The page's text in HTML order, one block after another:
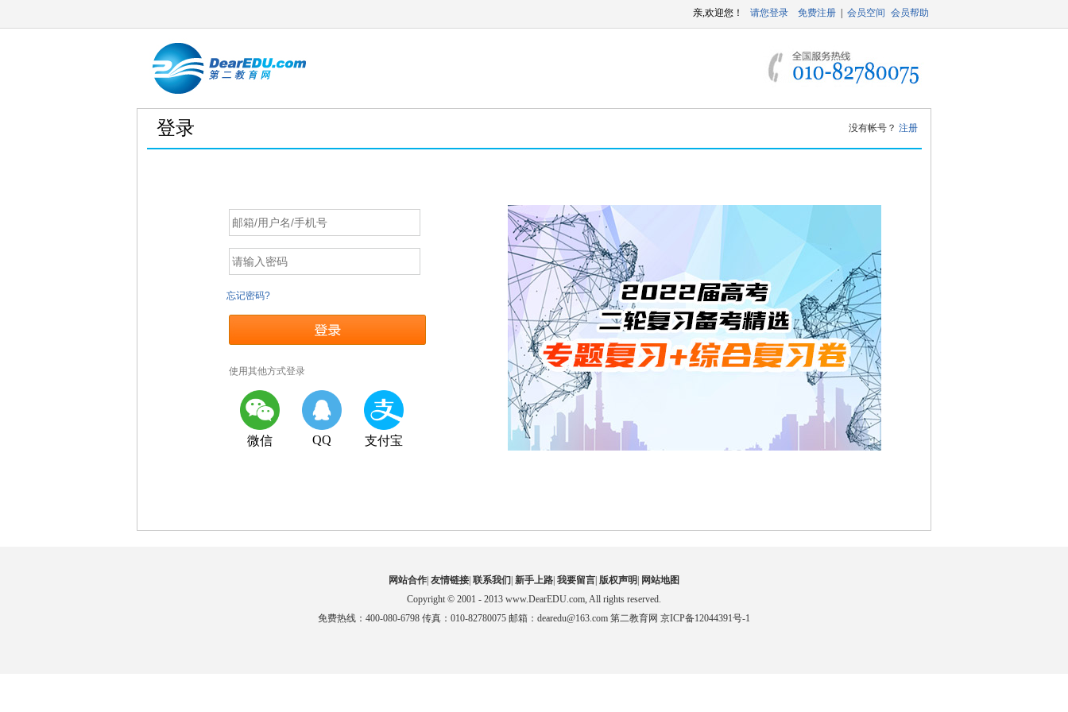
登录 没有帐号？ 注册
忘记密码?
使用其他方式登录
微信 QQ 支付宝
网站合作 友情链接 联系我们 新手上路 我要留言 版权声明
网站地图
Copyright © 2001 - 2013 www.DearEDU.com, All rights reserved.
免费热线：400-080-6798 传真：010-82780075 邮箱：dearedu@163.com 第二教育网 京ICP备12044391号-1